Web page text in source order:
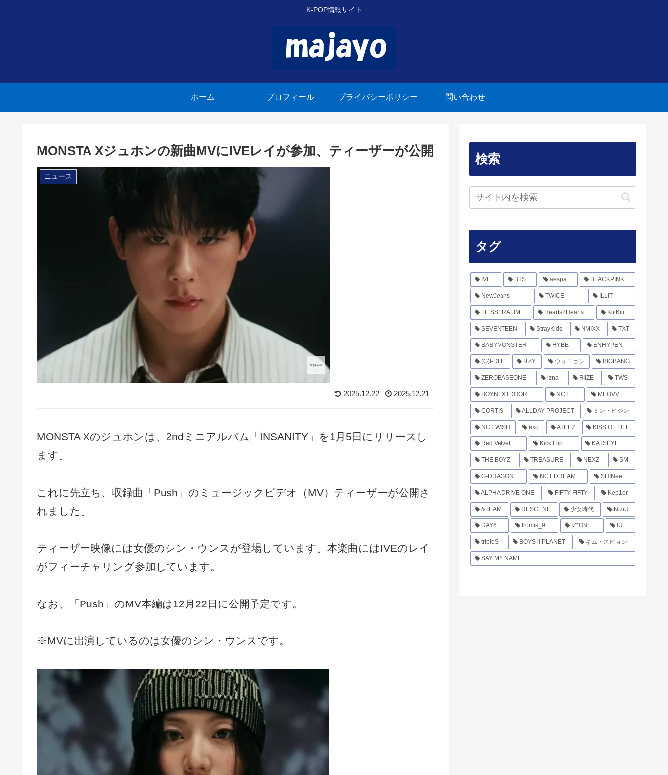
K-POP情報サイト
ホーム プロフィール プライバシーポリシー 問い合わせ
MONSTA Xジュホンの新曲MVにIVEレイが参加、ティーザーが公開
ニュース
2025.12.22 2025.12.21
MONSTA Xのジュホンは、2ndミニアルバム「INSANITY」を1月5日にリリースし
ます。
これに先立ち、収録曲「Push」のミュージックビデオ（MV）ティーザーが公開さ
れました。
ティーザー映像には女優のシン・ウンスが登場しています。本楽曲にはIVEのレイ
がフィーチャリング参加しています。
なお、「Push」のMV本編は12月22日に公開予定です。
※MVに出演しているのは女優のシン・ウンスです。
検索
タグ
IVE BTS aespa BLACKPINK
NewJeans TWICE ILLIT
LE SSERAFIM Hearts2Hearts KiiiKiii
SEVENTEEN StrayKids NMIXX TXT
BABYMONSTER HYBE ENHYPEN
(G)I-DLE ITZY ウォニョン BIGBANG
ZEROBASEONE izna RIIZE TWS
BOYNEXTDOOR NCT MEOVV
CORTIS ALLDAY PROJECT ミン・ヒジン
NCT WISH exo ATEEZ KISS OF LIFE
Red Velvet Kick Flip KATSEYE
THE BOYZ TREASURE NEXZ SM
G-DRAGON NCT DREAM SHINee
ALPHA DRIVE ONE FIFTY FIFTY Kep1er
&TEAM RESCENE 少女時代 NiziU
DAY6 fromis_9 IZ*ONE IU
tripleS BOYS ll PLANET キム・スヒョン
SAY MY NAME